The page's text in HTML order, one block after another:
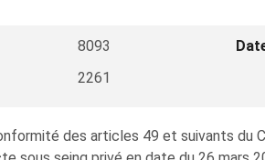
8093
2261
des articles 49 et suivants du